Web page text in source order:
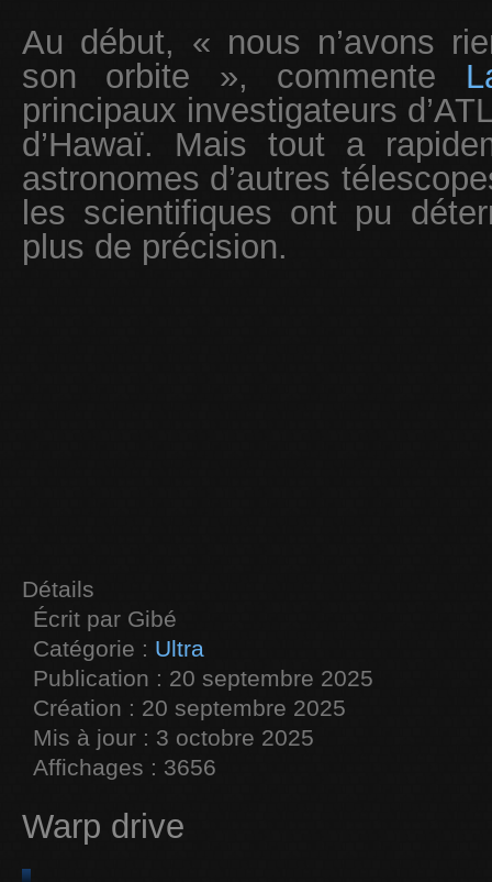
Au début, « nous n’avons
son orbite », commente
principaux investigateurs
d’Hawaï. Mais tout a
astronomes d’autres
les scientifiques ont pu
plus de précision.
Détails
Écrit par Gibé
Catégorie : Ultra
Publication : 20 septembre 2025
Création : 20 septembre 2025
Mis à jour : 3 octobre 2025
Affichages : 3656
Warp drive